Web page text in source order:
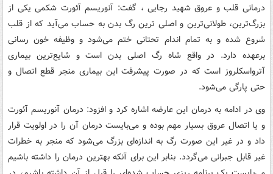
درمانی قلب و عروق شهید رجایی ، گفت: آنوریسم آئورت شکمی یکی از
بزرگ‌ترین، طولانی‌ترین و اصلی ترین رگ بدن به حساب می‌آید که از قلب
شروع شده و به تمام اندام تحتانی ختم می‌شود و وظیفه خون رسانی
برعهده دارد. در واقع شاه رگ اصلی بدن است و شایع‌ترین بیماری
آترواسکلروز است که در صورت پیشرفت این بیماری منجر قطع اتصال و
حتی پارگی می‌شود.
وی در ادامه به درمان این عارضه اشاره کرد و افزود: درمان آنوریسم آئورت
و یا اتصال عروق بسیار مهم بوده و می‌بایست درمان آن را در اولویت قرار
داد و در غیر این صورت رگ به اندازه‌ای بزرگ می‌شود که منجر به خطرات
غیر قابل جبرانی می‌گردد. بنابر این برای آنکه بهترین درمان را داشته باشیم